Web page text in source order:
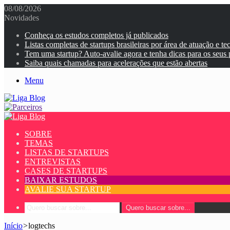
08/08/2026
Novidades
Conheça os estudos completos já publicados
Listas completas de startups brasileiras por área de atuação e
Tem uma startup? Auto-avalie agora e tenha dicas para os seus
Saiba quais chamadas para acelerações que estão abertas
Menu
SOBRE
TEMAS
LISTAS DE STARTUPS
ENTREVISTAS
CASES DE STARTUPS
BAIXAR ESTUDOS
AVALIE SUA STARTUP
Quero buscar sobre...
Início>logtechs